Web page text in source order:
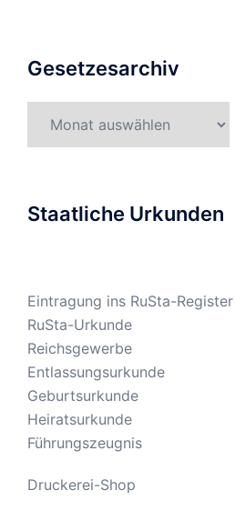
Gesetzesarchiv
Staatliche Urkunden
Eintragung ins RuSta-Register
RuSta-Urkunde
Reichsgewerbe
Entlassungsurkunde
Geburtsurkunde
Heiratsurkunde
Führungszeugnis
Druckerei-Shop